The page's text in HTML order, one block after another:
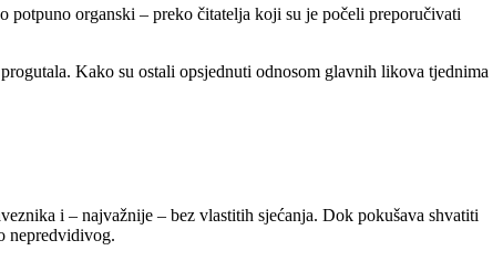
potpuno organski – preko čitatelja koji su je počeli preporučivati
Kako su ostali opsjednuti odnosom glavnih likova tjednima
i – najvažnije – bez vlastitih sjećanja. Dok pokušava shvatiti
nepredvidivog.